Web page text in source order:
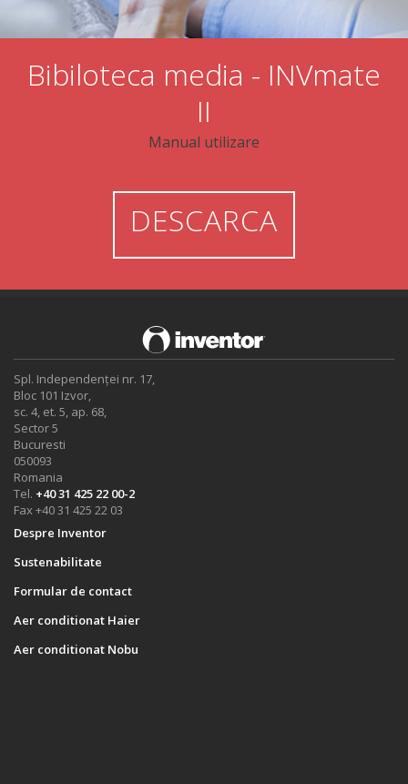
Bibiloteca media - INVmate
II
Manual utilizare
DESCARCA
Spl. Independenței nr. 17,
Bloc 101 Izvor,
sc. 4, et. 5, ap. 68,
Sector 5
Bucuresti
050093
Romania
Tel. +40 31 425 22 00-2
Fax +40 31 425 22 03
Despre Inventor
Sustenabilitate
Formular de contact
Aer conditionat Haier
Aer conditionat Nobu